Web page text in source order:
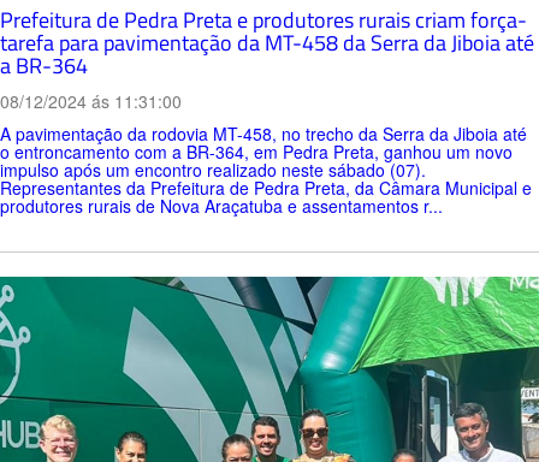
Prefeitura de Pedra Preta e produtores rurais criam força-
tarefa para pavimentação da MT-458 da Serra da Jiboia até
a BR-364
08/12/2024 ás 11:31:00
A pavimentação da rodovia MT-458, no trecho da Serra da Jiboia até
o entroncamento com a BR-364, em Pedra Preta, ganhou um novo
impulso após um encontro realizado neste sábado (07).
Representantes da Prefeitura de Pedra Preta, da Câmara Municipal e
produtores rurais de Nova Araçatuba e assentamentos r...